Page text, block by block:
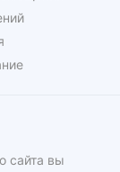
сайта вы